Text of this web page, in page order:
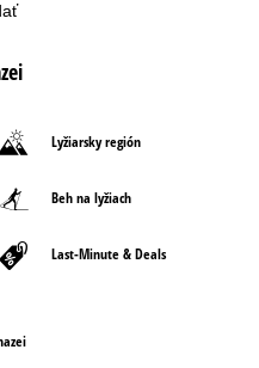
Lyžiarsky región
Beh na lyžiach
Last-Minute & Deals